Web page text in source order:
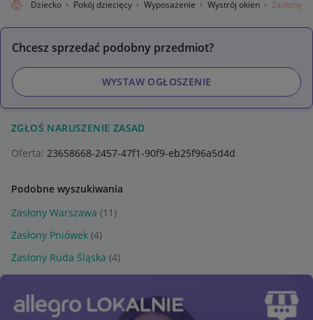
Dziecko Pokój dziecięcy Wyposażenie Wystrój okien Zasłony
Chcesz sprzedać podobny przedmiot?
WYSTAW OGŁOSZENIE
ZGŁOŚ NARUSZENIE ZASAD
Oferta: 23658668-2457-47f1-90f9-eb25f96a5d4d
Podobne wyszukiwania
Zasłony Warszawa (11)
Zasłony Pniówek (4)
Zasłony Ruda Śląska (4)